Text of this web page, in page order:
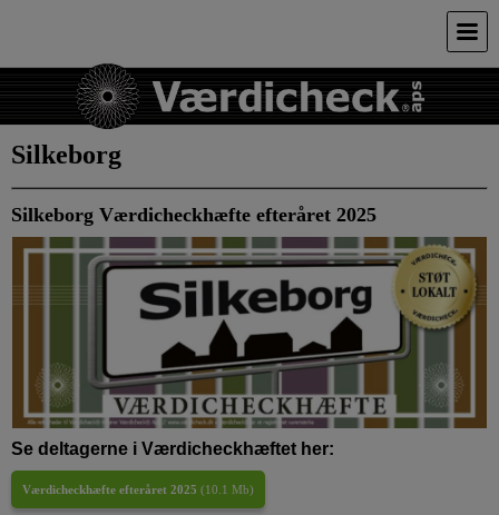
Silkeborg
Silkeborg Værdicheckhæfte efteråret 2025
Se deltagerne i Værdicheckhæftet her:
Værdicheckhæfte efteråret 2025 (10.1 Mb)